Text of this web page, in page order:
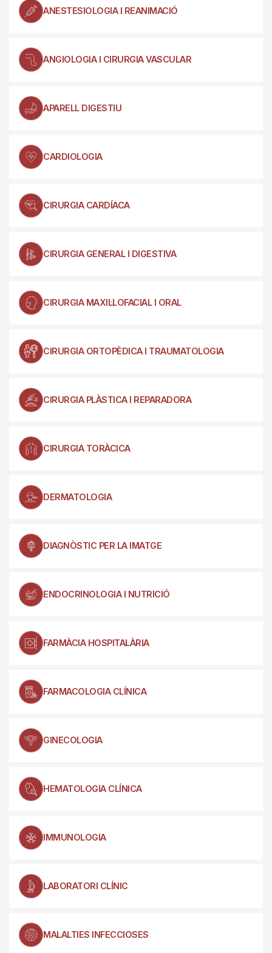
ANESTESIOLOGIA I REANIMACIÓ
ANGIOLOGIA I CIRURGIA VASCULAR
APARELL DIGESTIU
CARDIOLOGIA
CIRURGIA CARDÍACA
CIRURGIA GENERAL I DIGESTIVA
CIRURGIA MAXIL·LOFACIAL I ORAL
CIRURGIA ORTOPÈDICA I TRAUMATOLOGIA
CIRURGIA PLÀSTICA I REPARADORA
CIRURGIA TORÀCICA
DERMATOLOGIA
DIAGNÒSTIC PER LA IMATGE
ENDOCRINOLOGIA I NUTRICIÓ
FARMÀCIA HOSPITALÀRIA
FARMACOLOGIA CLÍNICA
GINECOLOGIA
HEMATOLOGIA CLÍNICA
IMMUNOLOGIA
LABORATORI CLÍNIC
MALALTIES INFECCIOSES